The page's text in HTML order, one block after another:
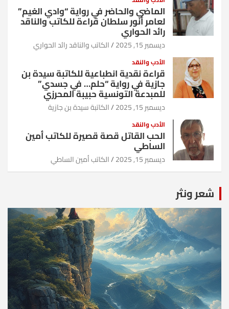
الماضي والحاضر في رواية “وادي الغيم”
لعامر أنور سلطان قراءة للكاتب والناقد
رائد الحواري
ديسمبر 15, 2025 الكاتب والناقد رائد الحواري
الأدب والنقد
قراءة نقدية انطباعية للكاتبة سيدة بن
جازية في رواية “حلم… في جسدي”
للمبدعة التونسية حبيبة المحرزي
ديسمبر 15, 2025 الكاتبة سيدة بن جازية
الأدب والنقد
الحب القاتل قصة قصيرة للكاتب أمين
الساطي
ديسمبر 15, 2025 الكاتب أمين الساطي
شعر ونثر